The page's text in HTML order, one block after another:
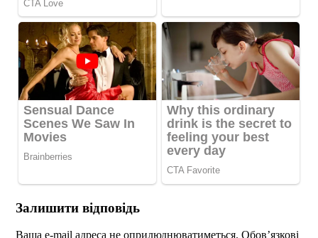
Залишити відповідь
Ваша e-mail адреса не оприлюднюватиметься. Обов’язкові